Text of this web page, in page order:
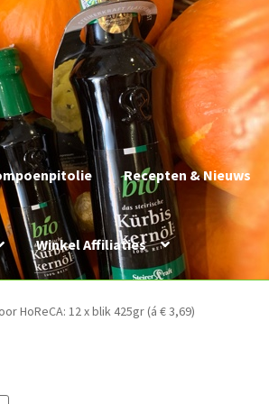
Recepten & Nieuws
Winkel Affiliaties
HoReCA: 12 x blik 425gr (á € 3,69)